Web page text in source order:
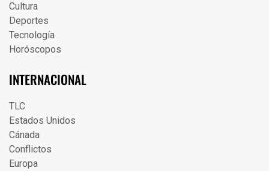
Cultura
Deportes
Tecnología
Horóscopos
INTERNACIONAL
TLC
Estados Unidos
Cánada
Conflictos
Europa